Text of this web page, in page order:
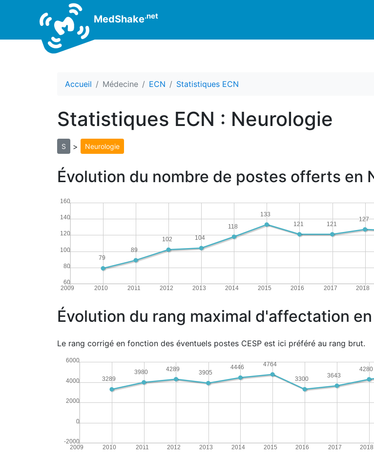
MedShake.net
Accueil Médecine ECN Statistiques ECN
Statistiques ECN : Neurologie
S > Neurologie
Évolution du nombre de postes offerts en
2009 2010 2011 2012 2013 2014 2015 2016 2017 2018
60
80
100
120
140
160
127
121
121
133
118
104
102
89
79
Évolution du rang maximal d'affectation
Le rang corrigé en fonction des éventuels postes CESP est ici préféré au rang brut.
2009 2010 2011 2012 2013 2014 2015 2016 2017 2018
-2000
0
2000
4000
6000
4280
3643
3300
4764
4446
3905
4289
3980
3289